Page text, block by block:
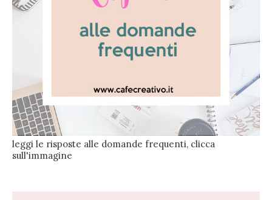
leggi le risposte alle domande frequenti, clicca
sull'immagine